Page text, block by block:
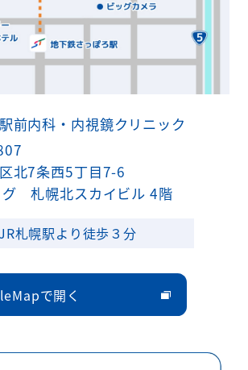
前内科・内視鏡クリニック
北7条西5丁目7-6
札幌北スカイビル 4階
札幌駅より徒歩３分
で開く